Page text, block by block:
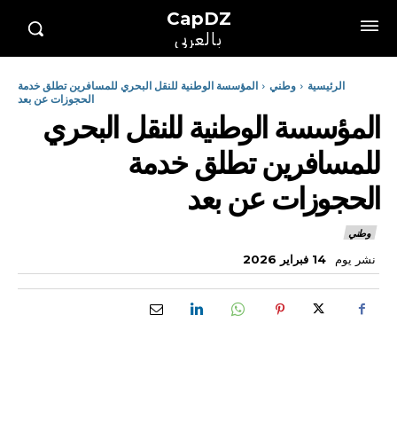
CapDZ
بالعربي
الرئيسية وطني
المؤسسة الوطنية للنقل البحري للمسافرين تطلق خدمة
الحجوزات عن بعد
المؤسسة الوطنية للنقل البحري
للمسافرين تطلق خدمة
الحجوزات عن بعد
وطني
نشر يوم 14 فبراير 2026